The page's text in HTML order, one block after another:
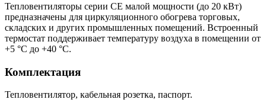
Тепловентиляторы серии СЕ малой мощности (до 20 кВт)
предназначены для циркуляционного обогрева торговых,
складских и других промышленных помещений. Встроенный
термостат поддерживает температуру воздуха в помещении от
+5 °С до +40 °С.
Комплектация
Тепловентилятор, кабельная розетка, паспорт.